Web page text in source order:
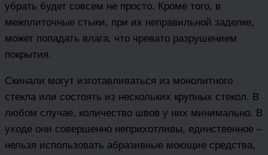
убрать будет совсем не просто. Кроме того, в
межплиточные стыки, при их неправильной заделке,
может попадать влага, что чревато разрушением
покрытия.
Скинали могут изготавливаться из монолитного
стекла или состоять из нескольких крупных стекол. В
любом случае, количество швов у них минимально. В
уходе они совершенно неприхотливы, единственное –
нельзя использовать абразивные моющие средства,